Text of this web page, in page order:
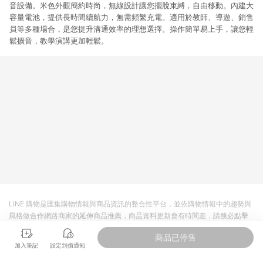
音設備。米色外觀簡約時尚，無線設計讓您擺脫束縛，自由移動。內建大
容量電池，提供長時間續航力，無需頻繁充電。適用於教師、導遊、銷售
員等多種場合，是您提升溝通效率的理想選擇。操作簡單易上手，讓您輕
鬆擴音，教學演講更加輕鬆。
加入筆記 設定到價通知
商品已停售
LINE 購物是匯集購物情報與商品資訊的整合性平台，並依購物情報中的趨勢與
風格做合作網路商家的延伸商品推薦，商品資料更新會有時間差，請務必點擊
商品至各合作網路商家，確認現售價與購物條件，一切資訊以合作廠商網頁為
準。